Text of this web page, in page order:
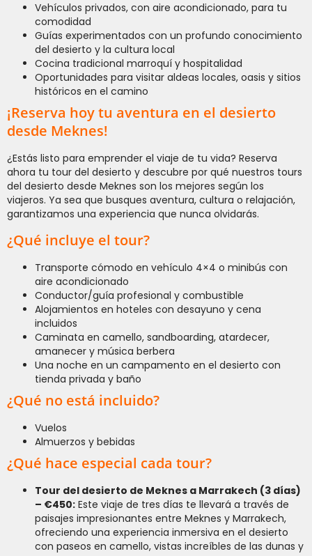
Vehículos privados, con aire acondicionado, para tu
comodidad
Guías experimentados con un profundo conocimiento
del desierto y la cultura local
Cocina tradicional marroquí y hospitalidad
Oportunidades para visitar aldeas locales, oasis y sitios
históricos en el camino
¡Reserva hoy tu aventura en el desierto
desde Meknes!
¿Estás listo para emprender el viaje de tu vida? Reserva
ahora tu tour del desierto y descubre por qué nuestros tours
del desierto desde Meknes son los mejores según los
viajeros. Ya sea que busques aventura, cultura o relajación,
garantizamos una experiencia que nunca olvidarás.
¿Qué incluye el tour?
Transporte cómodo en vehículo 4×4 o minibús con
aire acondicionado
Conductor/guía profesional y combustible
Alojamientos en hoteles con desayuno y cena
incluidos
Caminata en camello, sandboarding, atardecer,
amanecer y música berbera
Una noche en un campamento en el desierto con
tienda privada y baño
¿Qué no está incluido?
Vuelos
Almuerzos y bebidas
¿Qué hace especial cada tour?
Tour del desierto de Meknes a Marrakech (3 días)
– €450: Este viaje de tres días te llevará a través de
paisajes impresionantes entre Meknes y Marrakech,
ofreciendo una experiencia inmersiva en el desierto
con paseos en camello, vistas increíbles de las dunas y